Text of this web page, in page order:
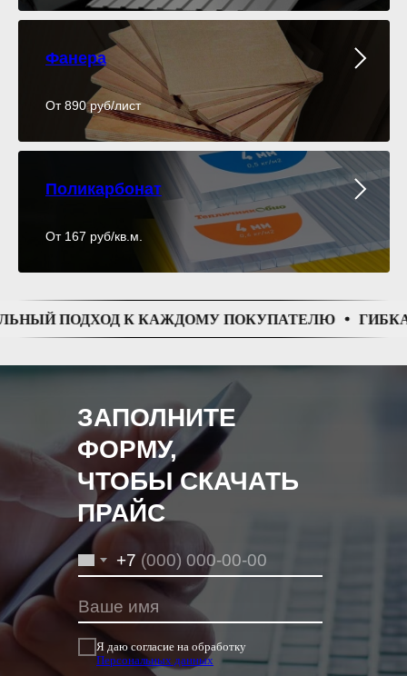
Фанера
От 890 руб/лист
Поликарбонат
От 167 руб/кв.м.
ПОДХОД К КАЖДОМУ ПОКУПАТЕЛЮ ГИБКАЯ
ЗАПОЛНИТЕ
ФОРМУ,
ЧТОБЫ СКАЧАТЬ
ПРАЙС
+7
Я даю согласие на обработку
Персональных данных